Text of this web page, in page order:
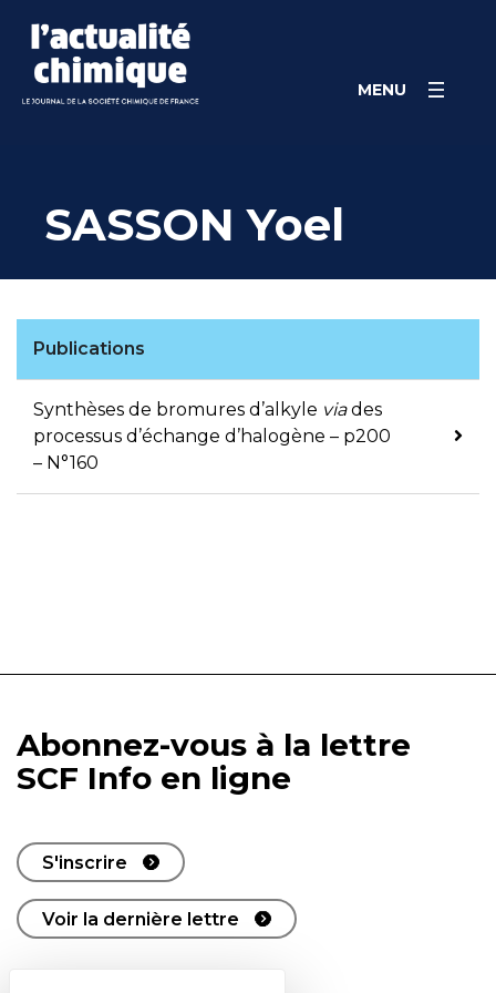
content
MENU
SASSON Yoel
Publications
Synthèses de bromures d’alkyle viades
processus d’échange d’halogène – p200
– N°160
Abonnez-vous à la lettre
SCF Info en ligne
S'inscrire
Voir la dernière lettre